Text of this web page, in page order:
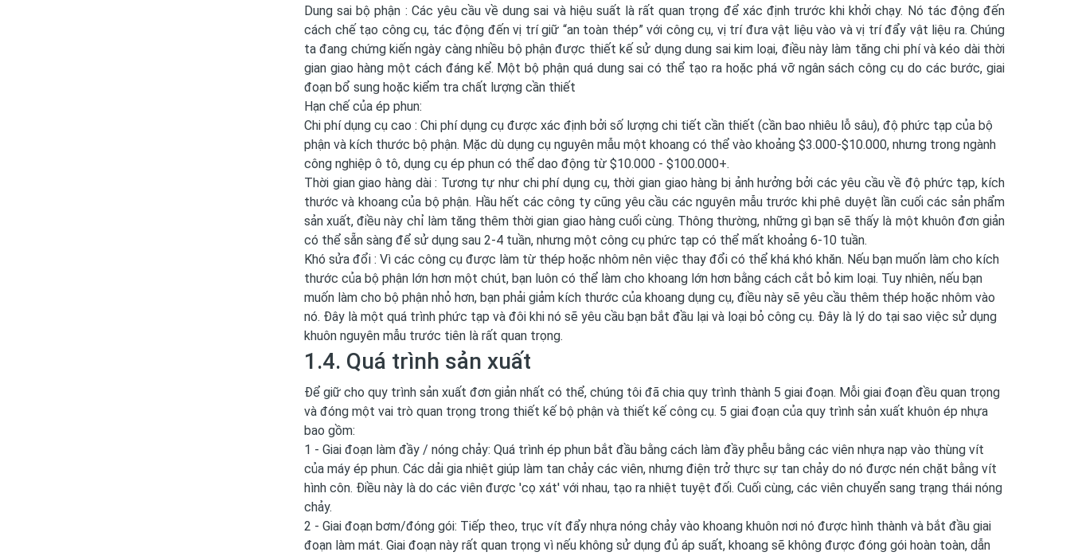
Dung sai bộ phận : Các yêu cầu về dung sai và hiệu suất là rất quan trọng để xác định trước khi khởi chạy. Nó tác động đến
cách chế tạo công cụ, tác động đến vị trí giữ “an toàn thép” với công cụ, vị trí đưa vật liệu vào và vị trí đẩy vật liệu ra. Chúng
ta đang chứng kiến ​​ngày càng nhiều bộ phận được thiết kế sử dụng dung sai kim loại, điều này làm tăng chi phí và kéo dài thời
gian giao hàng một cách đáng kể. Một bộ phận quá dung sai có thể tạo ra hoặc phá vỡ ngân sách công cụ do các bước, giai
đoạn bổ sung hoặc kiểm tra chất lượng cần thiết
Hạn chế của ép phun:
Chi phí dụng cụ cao : Chi phí dụng cụ được xác định bởi số lượng chi tiết cần thiết (cần bao nhiêu lỗ sâu), độ phức tạp của bộ
phận và kích thước bộ phận. Mặc dù dụng cụ nguyên mẫu một khoang có thể vào khoảng $3.000-$10.000, nhưng trong ngành
công nghiệp ô tô, dụng cụ ép phun có thể dao động từ $10.000 - $100.000+.
Thời gian giao hàng dài : Tương tự như chi phí dụng cụ, thời gian giao hàng bị ảnh hưởng bởi các yêu cầu về độ phức tạp, kích
thước và khoang của bộ phận. Hầu hết các công ty cũng yêu cầu các nguyên mẫu trước khi phê duyệt lần cuối các sản phẩm
sản xuất, điều này chỉ làm tăng thêm thời gian giao hàng cuối cùng. Thông thường, những gì bạn sẽ thấy là một khuôn đơn giản
có thể sẵn sàng để sử dụng sau 2-4 tuần, nhưng một công cụ phức tạp có thể mất khoảng 6-10 tuần.
Khó sửa đổi : Vì các công cụ được làm từ thép hoặc nhôm nên việc thay đổi có thể khá khó khăn. Nếu bạn muốn làm cho kích
thước của bộ phận lớn hơn một chút, bạn luôn có thể làm cho khoang lớn hơn bằng cách cắt bỏ kim loại. Tuy nhiên, nếu bạn
muốn làm cho bộ phận nhỏ hơn, bạn phải giảm kích thước của khoang dụng cụ, điều này sẽ yêu cầu thêm thép hoặc nhôm vào
nó. Đây là một quá trình phức tạp và đôi khi nó sẽ yêu cầu bạn bắt đầu lại và loại bỏ công cụ. Đây là lý do tại sao việc sử dụng
khuôn nguyên mẫu trước tiên là rất quan trọng.
1.4. Quá trình sản xuất
Để giữ cho quy trình sản xuất đơn giản nhất có thể, chúng tôi đã chia quy trình thành 5 giai đoạn. Mỗi giai đoạn đều quan trọng
và đóng một vai trò quan trọng trong thiết kế bộ phận và thiết kế công cụ. 5 giai đoạn của quy trình sản xuất khuôn ép nhựa
bao gồm:
1 - Giai đoạn làm đầy / nóng chảy: Quá trình ép phun bắt đầu bằng cách làm đầy phễu bằng các viên nhựa nạp vào thùng vít
của máy ép phun. Các dải gia nhiệt giúp làm tan chảy các viên, nhưng điện trở thực sự tan chảy do nó được nén chặt bằng vít
hình côn. Điều này là do các viên được 'cọ xát' với nhau, tạo ra nhiệt tuyệt đối. Cuối cùng, các viên chuyển sang trạng thái nóng
chảy.
2 - Giai đoạn bơm/đóng gói: Tiếp theo, trục vít đẩy nhựa nóng chảy vào khoang khuôn nơi nó được hình thành và bắt đầu giai
đoạn làm mát. Giai đoạn này rất quan trọng vì nếu không sử dụng đủ áp suất, khoang sẽ không được đóng gói hoàn toàn, dẫn